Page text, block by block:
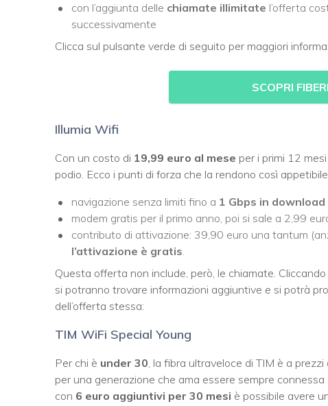
con l’aggiunta delle chiamate illimitate l’offerta
successivamente
Clicca sul pulsante verde di seguito per maggiori
SCOPRI
Illumia Wifi
Con un costo di 19,99 euro al mese per i primi 12
podio. Ecco i punti di forza che la rendono così
navigazione senza limiti fino a 1 Gbps in download
modem gratis per il primo anno, poi si sale a 2,99
contributo di attivazione: 39,90 euro una tantum
l’attivazione è gratis.
Questa offerta non include, però, le chiamate.
si potranno trovare informazioni aggiuntive e si potrà
dell’offerta stessa:
TIM WiFi Special Young
Per chi è under 30, la fibra ultraveloce di TIM è a
per una generazione che ama essere sempre
con 6 euro aggiuntivi per 30 mesi è possibile avere